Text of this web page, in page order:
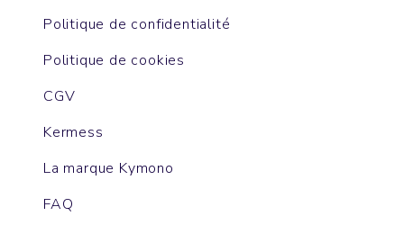
Politique de confidentialité
Politique de cookies
CGV
Kermess
La marque Kymono
FAQ